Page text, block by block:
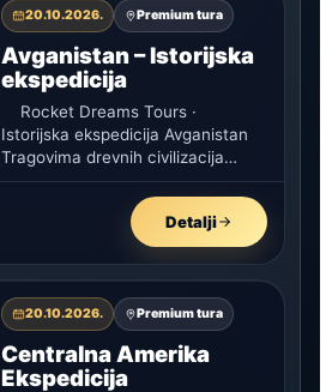
20.10.2026. Premium tura
Avganistan – Istorijska
ekspedicija
Rocket Dreams Tours ·
Istorijska ekspedicija Avganistan
Tragovima drevnih civilizacija
Kabul · Balkh · Mazar-e-Šarif ·
Detalji
20.10.2026. Premium tura
Centralna Amerika
Ekspedicija